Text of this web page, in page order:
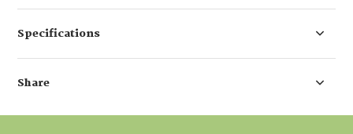
Specifications
Share